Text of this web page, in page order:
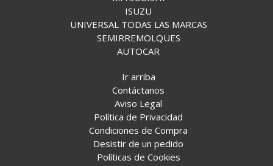
ISUZU
UNIVERSAL TODAS LAS MARCAS
SEMIRREMOLQUES
AUTOCAR
Ir arriba
Contáctanos
Aviso Legal
Política de Privacidad
Condiciones de Compra
Desistir de un pedido
Políticas de Cookies